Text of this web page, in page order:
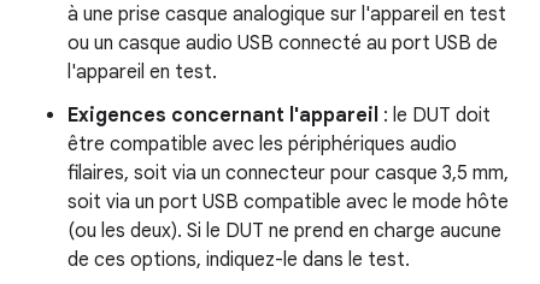
à une prise casque analogique sur l'appareil en test
ou un casque audio USB connecté au port USB de
l'appareil en test.
Exigences concernant l'appareil : le DUT doit
être compatible avec les périphériques audio
filaires, soit via un connecteur pour casque 3,5 mm,
soit via un port USB compatible avec le mode hôte
(ou les deux). Si le DUT ne prend en charge aucune
de ces options, indiquez-le dans le test.